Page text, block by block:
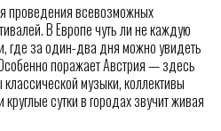
проведения всевозможных
В Европе чуть ли не каждую
где за один-два дня можно увидеть
поражает Австрия — здесь
музыки, коллективы
сутки в городах звучит живая